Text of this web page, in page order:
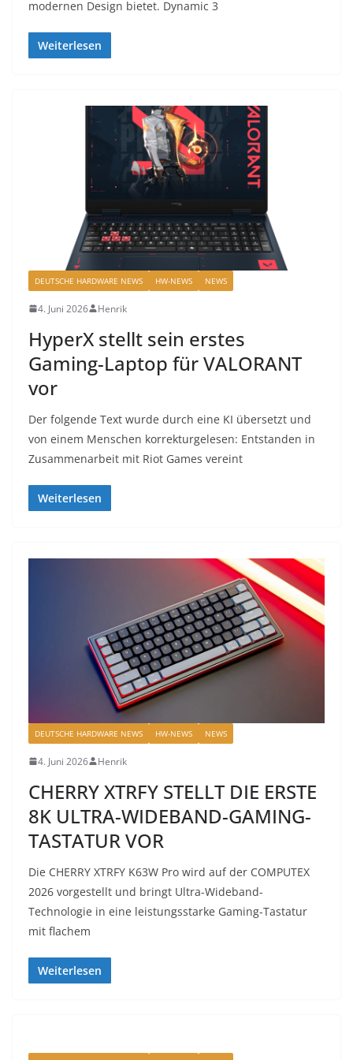
modernen Design bietet. Dynamic 3
Weiterlesen
DEUTSCHE HARDWARE NEWS HW-NEWS NEWS
4. Juni 2026 Henrik
HyperX stellt sein erstes
Gaming-Laptop für VALORANT
vor
Der folgende Text wurde durch eine KI übersetzt und
von einem Menschen korrekturgelesen: Entstanden in
Zusammenarbeit mit Riot Games vereint
Weiterlesen
DEUTSCHE HARDWARE NEWS HW-NEWS NEWS
4. Juni 2026 Henrik
CHERRY XTRFY STELLT DIE ERSTE
8K ULTRA-WIDEBAND-GAMING-
TASTATUR VOR
Die CHERRY XTRFY K63W Pro wird auf der COMPUTEX
2026 vorgestellt und bringt Ultra-Wideband-
Technologie in eine leistungsstarke Gaming-Tastatur
mit flachem
Weiterlesen